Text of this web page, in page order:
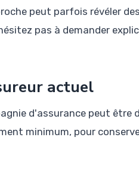
peut parfois révéler
pas à demander
actuel
d'assurance peut être
minimum, pour